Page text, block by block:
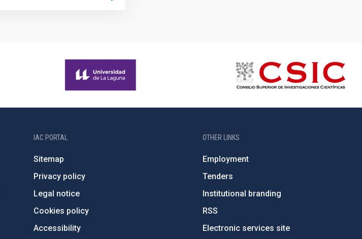
IAC PORTAL
Sitemap
Privacy policy
Legal notice
Cookies policy
Accessibility
OTHER LINKS
Employment
Tenders
Institutional branding
RSS
Electronic services site